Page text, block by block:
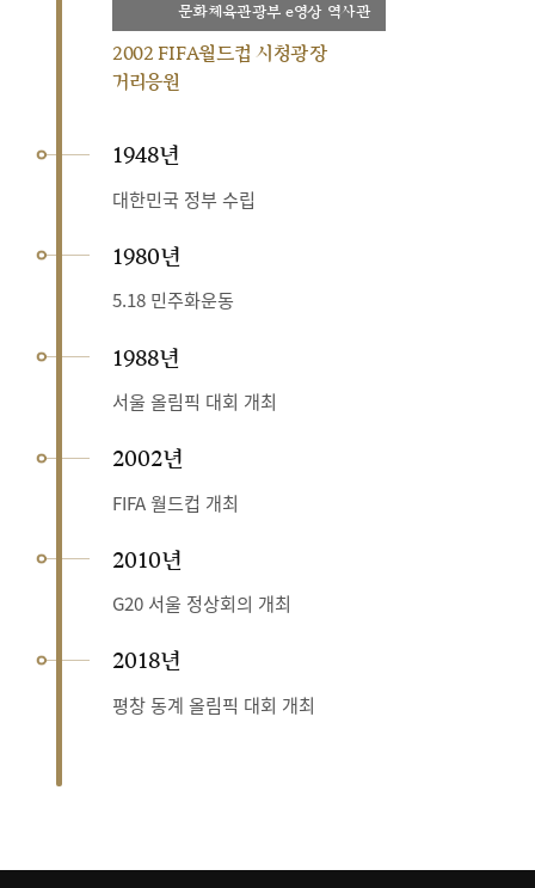
문화체육관광부 e영상 역사관
2002 FIFA월드컵 시청광장
거리응원
1948년
대한민국 정부 수립
1980년
5.18 민주화운동
1988년
서울 올림픽 대회 개최
2002년
FIFA 월드컵 개최
2010년
G20 서울 정상회의 개최
2018년
평창 동계 올림픽 대회 개최